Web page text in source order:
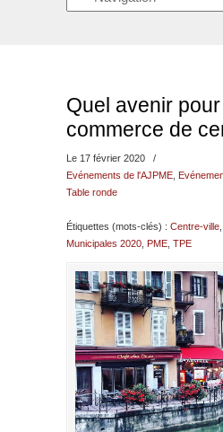
Quel avenir
commerce de
Le 17 février 2020
/
Evénements de l'AJPME
Table ronde
Étiquettes (mots-clés) : Centre-ville
Municipales 2020 PME TPE